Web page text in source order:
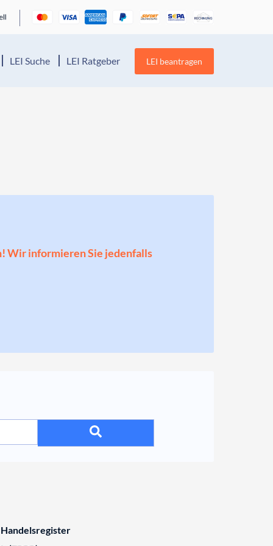
LEI Suche LEI Ratgeber LEI beantragen
Wir informieren Sie jedenfalls